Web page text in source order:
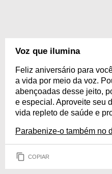
Voz que ilumina
Feliz aniversário para
a vida por meio da voz.
abençoadas desse jeito,
e especial. Aproveite seu
vida repleto de saúde e
Parabenize-o também no
COPIAR